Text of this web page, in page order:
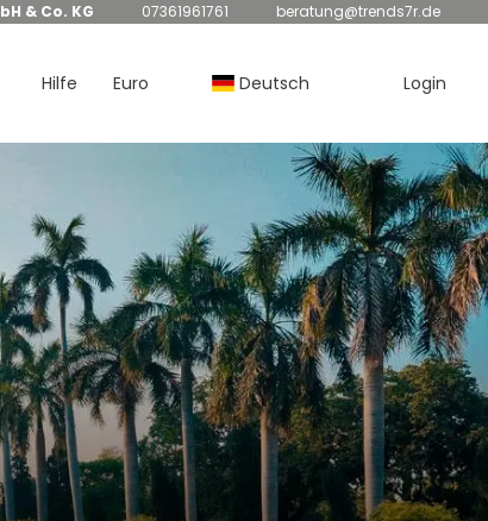
& Co. KG 07361961761 beratung@trends7r.de
Hilfe Euro Deutsch Login